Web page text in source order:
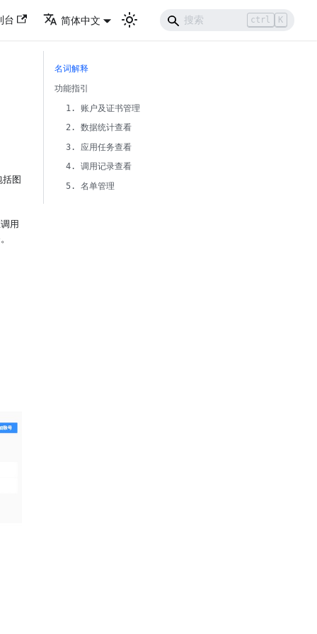
台 简体中文 ctrl K
图
用
名词解释
功能指引
1. 账户及证书管理
2. 数据统计查看
3. 应用任务查看
4. 调用记录查看
5. 名单管理